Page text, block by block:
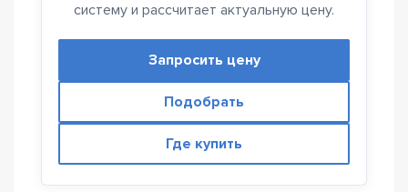
систему и рассчитает актуальную цену.
Запросить цену
Подобрать
Где купить